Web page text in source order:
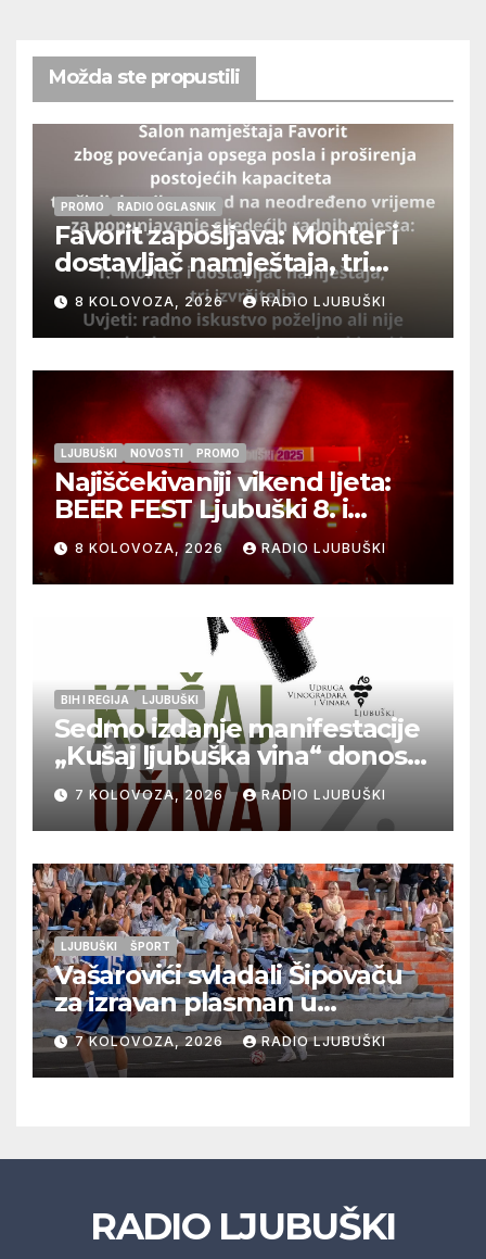
Možda ste propustili
PROMO RADIO OGLASNIK
Favorit zapošljava: Monter i
dostavljač namještaja, tri
izvršitelja
8 KOLOVOZA, 2026 RADIO LJUBUŠKI
LJUBUŠKI NOVOSTI PROMO
Najiščekivaniji vikend ljeta:
BEER FEST Ljubuški 8. i
9.kolovoza
8 KOLOVOZA, 2026 RADIO LJUBUŠKI
BIH I REGIJA LJUBUŠKI
Sedmo izdanje manifestacije
„Kušaj ljubuška vina“ donosi
vrhunska vina, gastronomiju i
glazbu
7 KOLOVOZA, 2026 RADIO LJUBUŠKI
LJUBUŠKI ŠPORT
Vašarovići svladali Šipovaču
za izravan plasman u
četvrtfinale, Grab izborio
prolazak dalje, Klobuk ispao,
večeras počinje četvrtfinale
7 KOLOVOZA, 2026 RADIO LJUBUŠKI
RADIO LJUBUŠKI